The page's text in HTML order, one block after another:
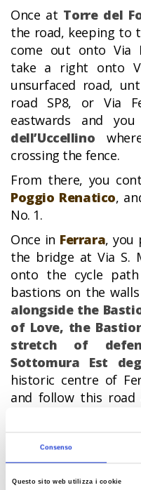
Consenso
Questo sito web utilizza i cookie
Once at Torre del
the road, keeping to
come out onto Via
take a right onto
unsurfaced road,
road SP8, or Via
eastwards and
dell’Uccellino
crossing the fence.
From there, you
Poggio Renatico,
No. 1.
Once in Ferrara, you
the bridge at Via S.
onto the cycle
bastions on the
alongside the
of Love, the
stretch of
Sottomura Est
historic centre of
and follow this road
and the junction
you can visit the
Ferrara, which is
frescoes forcibly
tower inPoggio